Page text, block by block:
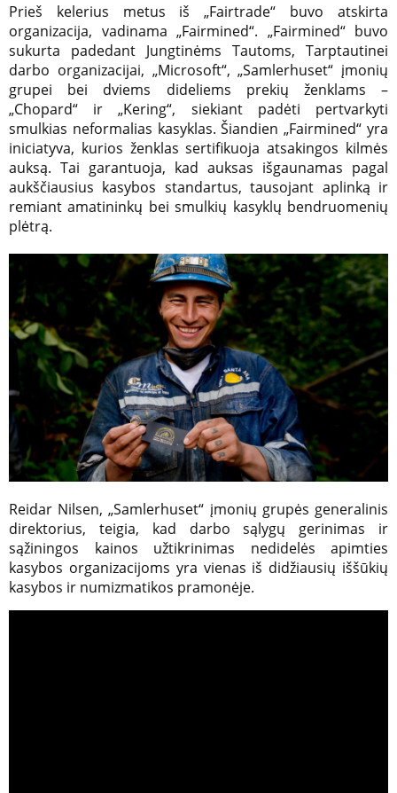
Prieš kelerius metus iš „Fairtrade“ buvo atskirta
organizacija, vadinama „Fairmined“. „Fairmined“ buvo
sukurta padedant Jungtinėms Tautoms, Tarptautinei
darbo organizacijai, „Microsoft“, „Samlerhuset“ įmonių
grupei bei dviems dideliems prekių ženklams –
„Chopard“ ir „Kering“, siekiant padėti pertvarkyti
smulkias neformalias kasyklas. Šiandien „Fairmined“ yra
iniciatyva, kurios ženklas sertifikuoja atsakingos kilmės
auksą. Tai garantuoja, kad auksas išgaunamas pagal
aukščiausius kasybos standartus, tausojant aplinką ir
remiant amatininkų bei smulkių kasyklų bendruomenių
plėtrą.
Reidar Nilsen, „Samlerhuset“ įmonių grupės generalinis
direktorius, teigia, kad darbo sąlygų gerinimas ir
sąžiningos kainos užtikrinimas nedidelės apimties
kasybos organizacijoms yra vienas iš didžiausių iššūkių
kasybos ir numizmatikos pramonėje.